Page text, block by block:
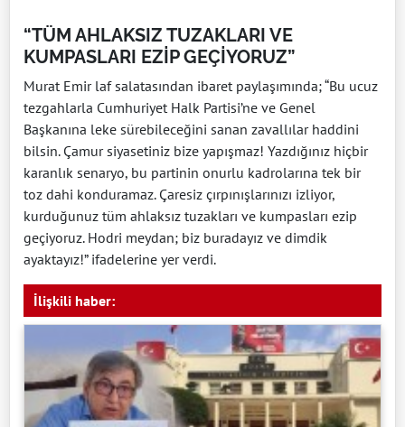
“TÜM AHLAKSIZ TUZAKLARI VE
KUMPASLARI EZİP GEÇİYORUZ”
Murat Emir laf salatasından ibaret paylaşımında; “Bu ucuz
tezgahlarla Cumhuriyet Halk Partisi’ne ve Genel
Başkanına leke sürebileceğini sanan zavallılar haddini
bilsin. Çamur siyasetiniz bize yapışmaz! Yazdığınız hiçbir
karanlık senaryo, bu partinin onurlu kadrolarına tek bir
toz dahi konduramaz. Çaresiz çırpınışlarınızı izliyor,
kurduğunuz tüm ahlaksız tuzakları ve kumpasları ezip
geçiyoruz. Hodri meydan; biz buradayız ve dimdik
ayaktayız!” ifadelerine yer verdi.
İlişkili haber: